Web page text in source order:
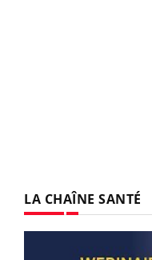
LA CHAÎNE SANTÉ